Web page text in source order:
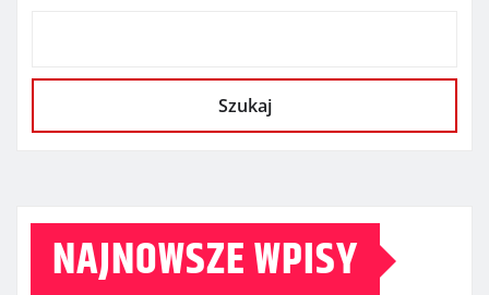
Szukaj
NAJNOWSZE WPISY